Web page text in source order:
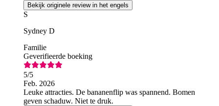
Bekijk originele review in het engels
S
Sydney D
Familie
Geverifieerde boeking
5/5
Feb. 2026
Leuke attracties. De bananenflip was spannend. Bomen
geven schaduw. Niet te druk.